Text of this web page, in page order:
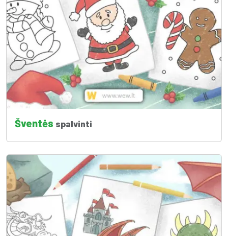
Šventės spalvinti